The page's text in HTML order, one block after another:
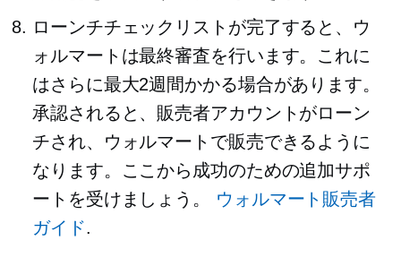
ローンチチェックリストが完了すると、ウ
ォルマートは最終審査を行います。これに
はさらに最大2週間かかる場合があります。
承認されると、販売者アカウントがローン
チされ、ウォルマートで販売できるように
なります。ここから成功のための追加サポ
ートを受けましょう。 ウォルマート販売者
ガイド.